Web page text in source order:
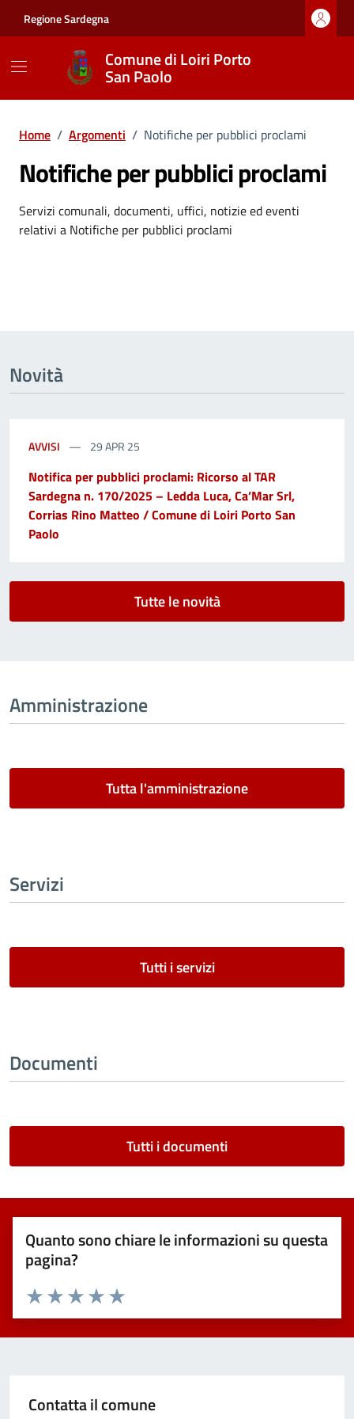
Regione Sardegna
Comune di Loiri Porto
San Paolo
Home / Argomenti / Notifiche per pubblici proclami
Notifiche per pubblici proclami
Dettagli dell'argomento
Servizi comunali, documenti, uffici, notizie ed eventi
relativi a Notifiche per pubblici proclami
Novità
AVVISI 29 APR 25
Notifica per pubblici proclami: Ricorso al TAR
Sardegna n. 170/2025 – Ledda Luca, Ca’Mar Srl,
Corrias Rino Matteo / Comune di Loiri Porto San
Paolo
Tutte le novità
Amministrazione
Tutta l'amministrazione
Servizi
Tutti i servizi
Documenti
Tutti i documenti
Quanto sono chiare le informazioni su questa
pagina?
Valuta 5 stelle su 5
Valuta 4 stelle su 5
Valuta 3 stelle su 5
Valuta 2 stelle su 5
Valuta 1 stelle su 5
Contatta il comune